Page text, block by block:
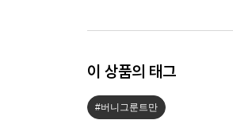
이 상품의 태그
#버니그룬트만